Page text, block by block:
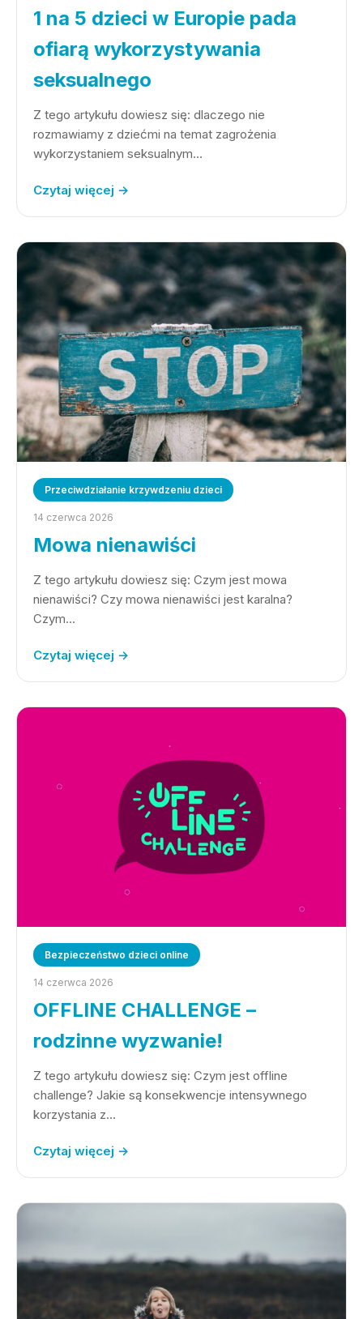
1 na 5 dzieci w Europie pada
ofiarą wykorzystywania
seksualnego
Z tego artykułu dowiesz się: dlaczego nie
rozmawiamy z dziećmi na temat zagrożenia
wykorzystaniem seksualnym…
Czytaj więcej →
Przeciwdziałanie krzywdzeniu dzieci
14 czerwca 2026
Mowa nienawiści
Z tego artykułu dowiesz się: Czym jest mowa
nienawiści? Czy mowa nienawiści jest karalna?
Czym…
Czytaj więcej →
Bezpieczeństwo dzieci online
14 czerwca 2026
OFFLINE CHALLENGE –
rodzinne wyzwanie!
Z tego artykułu dowiesz się: Czym jest offline
challenge? Jakie są konsekwencje intensywnego
korzystania z…
Czytaj więcej →